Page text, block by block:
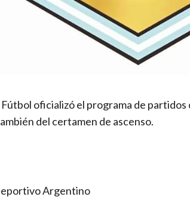
Fútbol oficializó el programa de
del certamen de ascenso.
Argentino